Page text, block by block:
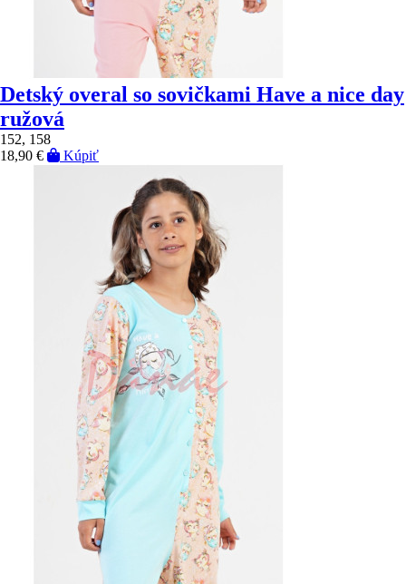
Detský overal so sovičkami Have a nice day
ružová
152, 158
18,90 €
Kúpiť